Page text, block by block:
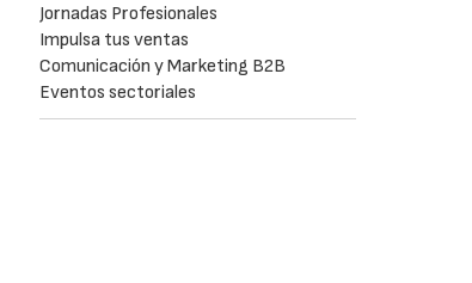
Jornadas Profesionales
Impulsa tus ventas
Comunicación y Marketing B2B
Eventos sectoriales